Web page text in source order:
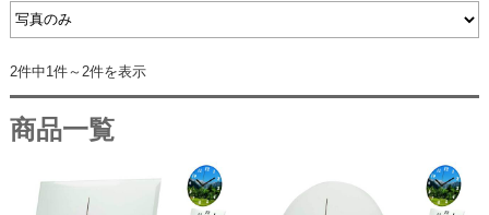
2件中1件～2件を表示
商品一覧